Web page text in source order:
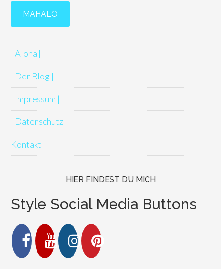
| Aloha |
| Der Blog |
| Impressum |
| Datenschutz |
Kontakt
HIER FINDEST DU MICH
Style Social Media Buttons